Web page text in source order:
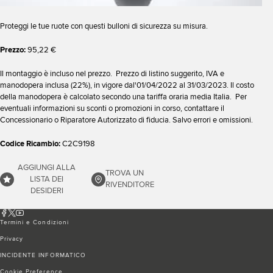
Proteggi le tue ruote con questi bulloni di sicurezza su misura.
Prezzo:95,22 €
Il montaggio è incluso nel prezzo. Prezzo di listino suggerito, IVA e
manodopera inclusa (22%), in vigore dal'01/04/2022 al 31/03/2023. Il costo
della manodopera è calcolato secondo una tariffa oraria media Italia. Per
eventuali informazioni su sconti o promozioni in corso, contattare il
Concessionario o Riparatore Autorizzato di fiducia. Salvo errori e omissioni.
Codice Ricambio:C2C9198
AGGIUNGI ALLA
LISTA DEI
DESIDERI
TROVA UN
RIVENDITORE
Termini e Condizioni
Privacy
INCIDENTE INFORMATICO